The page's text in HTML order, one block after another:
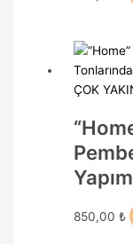
ÇOK
850,00 ₺